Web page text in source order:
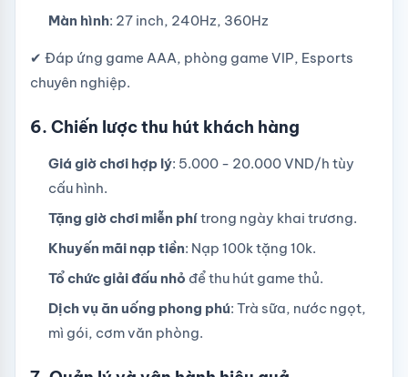
Màn hình: 27 inch, 240Hz, 360Hz
✔ Đáp ứng game AAA, phòng game VIP, Esports
chuyên nghiệp.
6. Chiến lược thu hút khách hàng
Giá giờ chơi hợp lý: 5.000 - 20.000 VND/h tùy
cấu hình.
Tặng giờ chơi miễn phítrong ngày khai trương.
Khuyến mãi nạp tiền: Nạp 100k tặng 10k.
Tổ chức giải đấu nhỏ để thu hút game thủ.
Dịch vụ ăn uống phong phú: Trà sữa, nước ngọt,
mì gói, cơm văn phòng.